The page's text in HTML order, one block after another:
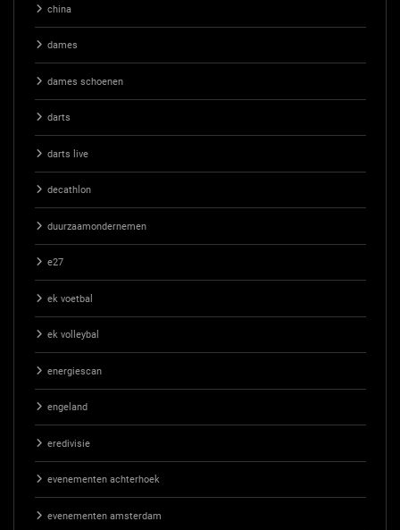
china
dames
dames schoenen
darts
darts live
decathlon
duurzaamondernemen
e27
ek voetbal
ek volleybal
energiescan
engeland
eredivisie
evenementen achterhoek
evenementen amsterdam